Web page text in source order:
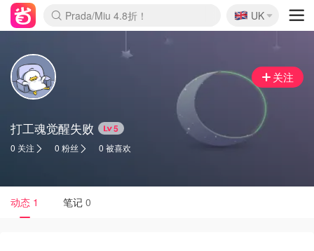
Prada/Miu 4.8折！
🇬🇧
UK
关注
打工魂觉醒失败 5
0 关注 0 粉丝 0 被喜欢
动态 1 笔记 0